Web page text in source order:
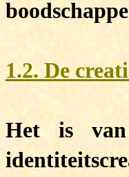
1.2. De
Het is van